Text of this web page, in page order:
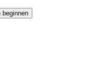
beginnen